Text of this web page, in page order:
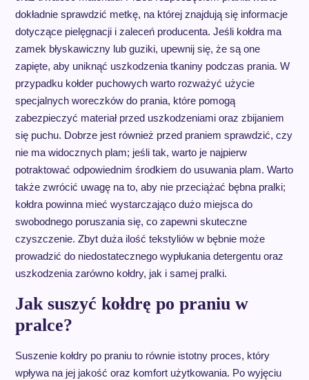
dokładnie sprawdzić metkę, na której znajdują się informacje
dotyczące pielęgnacji i zaleceń producenta. Jeśli kołdra ma
zamek błyskawiczny lub guziki, upewnij się, że są one
zapięte, aby uniknąć uszkodzenia tkaniny podczas prania. W
przypadku kołder puchowych warto rozważyć użycie
specjalnych woreczków do prania, które pomogą
zabezpieczyć materiał przed uszkodzeniami oraz zbijaniem
się puchu. Dobrze jest również przed praniem sprawdzić, czy
nie ma widocznych plam; jeśli tak, warto je najpierw
potraktować odpowiednim środkiem do usuwania plam. Warto
także zwrócić uwagę na to, aby nie przeciążać bębna pralki;
kołdra powinna mieć wystarczająco dużo miejsca do
swobodnego poruszania się, co zapewni skuteczne
czyszczenie. Zbyt duża ilość tekstyliów w bębnie może
prowadzić do niedostatecznego wypłukania detergentu oraz
uszkodzenia zarówno kołdry, jak i samej pralki.
Jak suszyć kołdrę po praniu w
pralce?
Suszenie kołdry po praniu to równie istotny proces, który
wpływa na jej jakość oraz komfort użytkowania. Po wyjęciu